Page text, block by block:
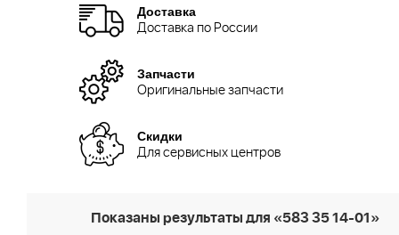
Доставка
Доставка по России
Запчасти
Оригинальные запчасти
Скидки
Для сервисных центров
Показаны результаты для «583 35 14-01»